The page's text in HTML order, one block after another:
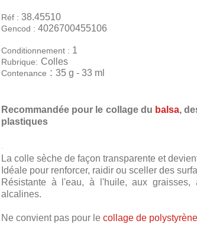
Réf : 38.45510
Gencod : 4026700455106
Conditionnement : 1
Rubrique: Colles
Contenance : 35 g - 33 ml
Recommandée pour le collage du balsa,
plastiques
La colle sèche de façon transparente et
Idéale pour renforcer, raidir ou sceller des
Résistante à l'eau, à l'huile, aux
alcalines.
Ne convient pas pour le collage de polystyrène